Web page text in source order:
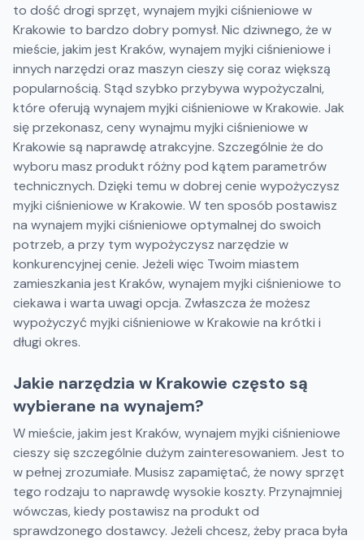
to dość drogi sprzęt, wynajem myjki ciśnieniowe w
Krakowie to bardzo dobry pomysł. Nic dziwnego, że w
mieście, jakim jest Kraków, wynajem myjki ciśnieniowe i
innych narzędzi oraz maszyn cieszy się coraz większą
popularnością. Stąd szybko przybywa wypożyczalni,
które oferują wynajem myjki ciśnieniowe w Krakowie. Jak
się przekonasz, ceny wynajmu myjki ciśnieniowe w
Krakowie są naprawdę atrakcyjne. Szczególnie że do
wyboru masz produkt różny pod kątem parametrów
technicznych. Dzięki temu w dobrej cenie wypożyczysz
myjki ciśnieniowe w Krakowie. W ten sposób postawisz
na wynajem myjki ciśnieniowe optymalnej do swoich
potrzeb, a przy tym wypożyczysz narzędzie w
konkurencyjnej cenie. Jeżeli więc Twoim miastem
zamieszkania jest Kraków, wynajem myjki ciśnieniowe to
ciekawa i warta uwagi opcja. Zwłaszcza że możesz
wypożyczyć myjki ciśnieniowe w Krakowie na krótki i
długi okres.
Jakie narzędzia w Krakowie często są
wybierane na wynajem?
W mieście, jakim jest Kraków, wynajem myjki ciśnieniowe
cieszy się szczególnie dużym zainteresowaniem. Jest to
w pełnej zrozumiałe. Musisz zapamiętać, że nowy sprzęt
tego rodzaju to naprawdę wysokie koszty. Przynajmniej
wówczas, kiedy postawisz na produkt od
sprawdzonego dostawcy. Jeżeli chcesz, żeby praca była